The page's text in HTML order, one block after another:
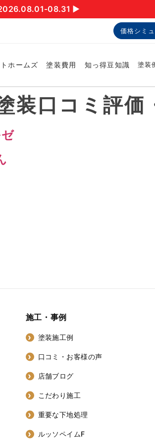
08.31 ▶︎
価格シミ
ホームズ 塗装費用 知っ得豆知識 塗装
装口コミ評価
施工・事例
塗装施工例
口コミ・お客様の声
店舗ブログ
こだわり施工
重要な下地処理
ルッソペイムF